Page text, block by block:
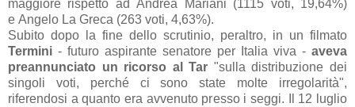
maggiore rispetto ad Andrea Mariani (1115 voti, 19,64%)
e Angelo La Greca (263 voti, 4,63%).
Subito dopo la fine dello scrutinio, peraltro, in un filmato
Termini - futuro aspirante senatore per Italia viva - aveva
preannunciato un ricorso al Tar "sulla distribuzione dei
singoli voti, perché ci sono state molte irregolarità",
riferendosi a quanto era avvenuto presso i seggi. Il 12 luglio